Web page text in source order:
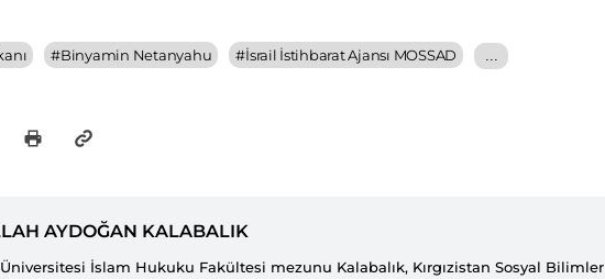
#Binyamin Netanyahu #İsrail İstihbarat Ajansı MOSSAD
AYDOĞAN KALABALIK
İslam Hukuku Fakültesi mezunu Kalabalık, Kırgızistan Sosyal Bilimler